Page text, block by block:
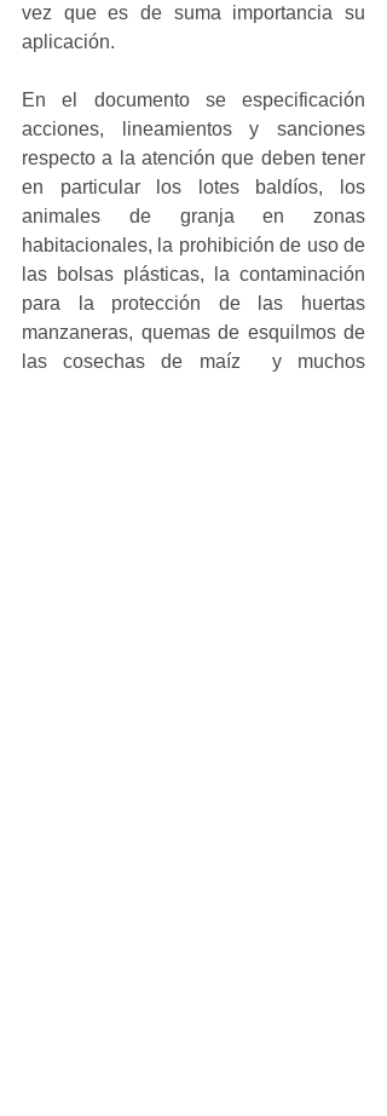
vez que es de suma importancia su
aplicación.
En el documento se especificación
acciones, lineamientos y sanciones
respecto a la atención que deben tener
en particular los lotes baldíos, los
animales de granja en zonas
habitacionales, la prohibición de uso de
las bolsas plásticas, la contaminación
para la protección de las huertas
manzaneras, quemas de esquilmos de
las cosechas de maíz  y muchos